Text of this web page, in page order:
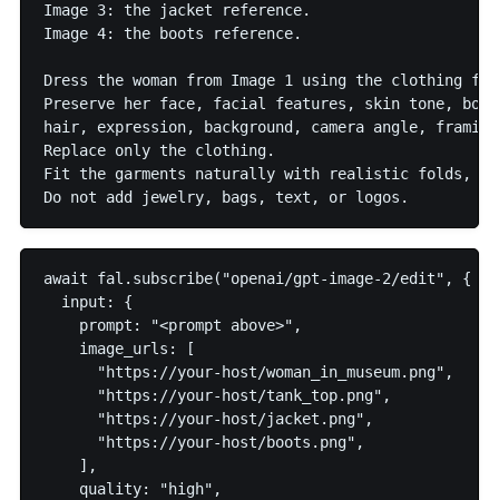
Image 3: the jacket reference.
Image 4: the boots reference.
Dress the woman from Image 1 using the clothing
Preserve her face, facial features, skin tone, body
hair, expression, background, camera angle,
Replace only the clothing.
Fit the garments naturally with realistic folds,
await fal.subscribe("openai/gpt-image-2/edit", {
  input: {
    prompt: "<prompt above>",
    image_urls: [
      "https://your-host/woman_in_museum.png",
      "https://your-host/tank_top.png",
      "https://your-host/jacket.png",
      "https://your-host/boots.png",
    ],
    quality: "high",